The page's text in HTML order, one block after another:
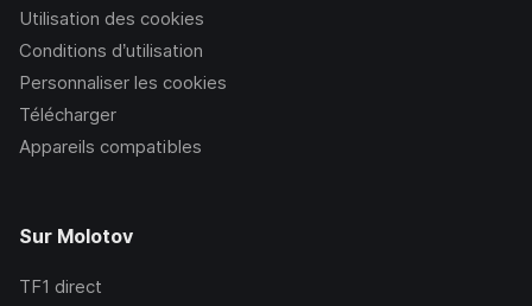
Utilisation des cookies
Conditions d’utilisation
Personnaliser les cookies
Télécharger
Appareils compatibles
Sur Molotov
TF1 direct